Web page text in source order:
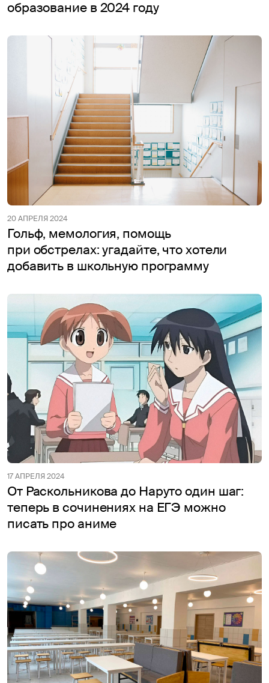
образование в 2024 году
20 АПРЕЛЯ 2024
Гольф, мемология, помощь
при обстрелах: угадайте, что хотели
добавить в школьную программу
17 АПРЕЛЯ 2024
От Раскольникова до Наруто один шаг:
теперь в сочинениях на ЕГЭ можно
писать про аниме